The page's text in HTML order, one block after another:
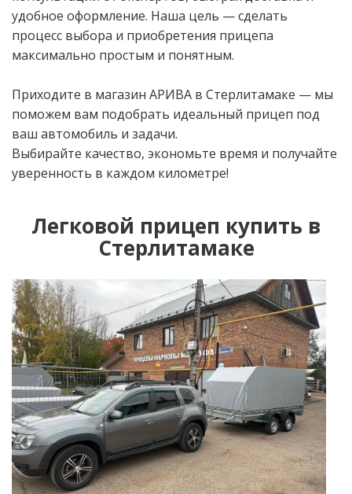
удобное оформление. Наша цель — сделать
процесс выбора и приобретения прицепа
максимально простым и понятным.
Приходите в магазин АРИВА в Стерлитамаке — мы
поможем вам подобрать идеальный прицеп под
ваш автомобиль и задачи.
Выбирайте качество, экономьте время и получайте
уверенность в каждом километре!
Легковой прицеп купить в
Стерлитамаке